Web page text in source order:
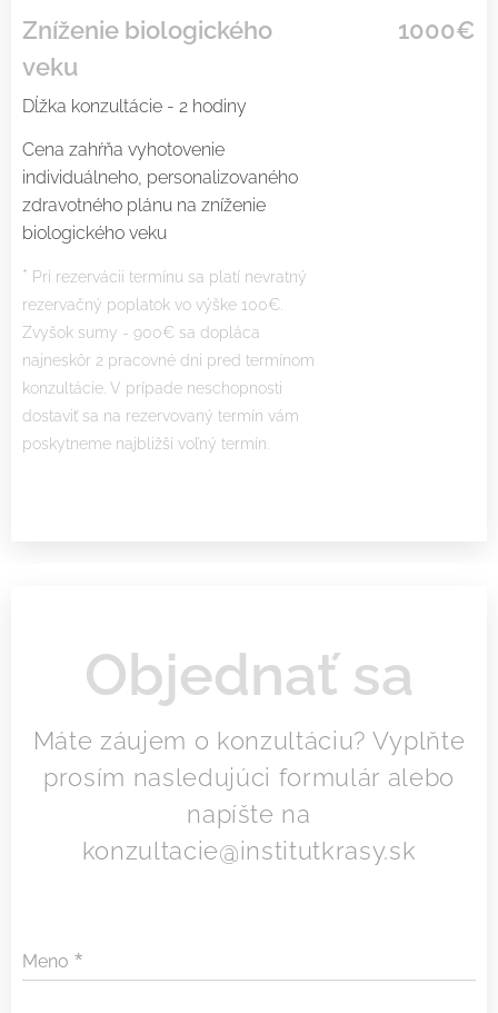
Zníženie biologického
veku
Dĺžka konzultácie - 2 hodiny
Cena zahŕňa vyhotovenie
individuálneho, personalizovaného
zdravotného plánu na zníženie
biologického veku
* Pri rezervácii termínu sa platí nevratný
rezervačný poplatok vo výške 100€.
Zvyšok sumy - 900€ sa dopláca
najneskôr 2 pracovné dni pred termínom
konzultácie. V prípade neschopnosti
dostaviť sa na rezervovaný termín vám
poskytneme najbližší voľný termín.
1000€
Objednať sa
Máte záujem o konzultáciu? Vyplňte
prosím nasledujúci formulár alebo
napíšte na
konzultacie@institutkrasy.sk
Meno